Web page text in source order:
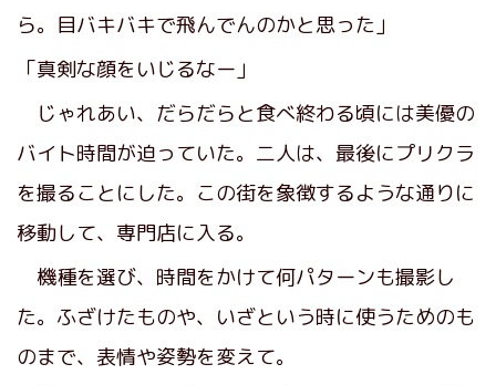
ら。目バキバキで飛んでんのかと思った」
「真剣な顔をいじるなー」
じゃれあい、だらだらと食べ終わる頃には美優の
バイト時間が迫っていた。二人は、最後にプリクラ
を撮ることにした。この街を象徴するような通りに
移動して、専門店に入る。
機種を選び、時間をかけて何パターンも撮影し
た。ふざけたものや、いざという時に使うためのも
のまで、表情や姿勢を変えて。